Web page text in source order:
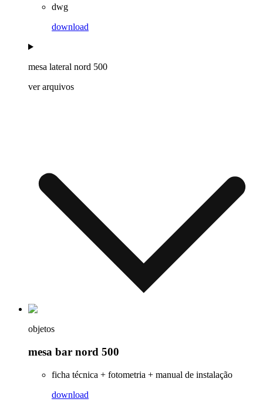
dwg
download
mesa lateral nord 500
ver arquivos
objetos
mesa bar nord 500
ficha técnica + fotometria + manual de instalação
download